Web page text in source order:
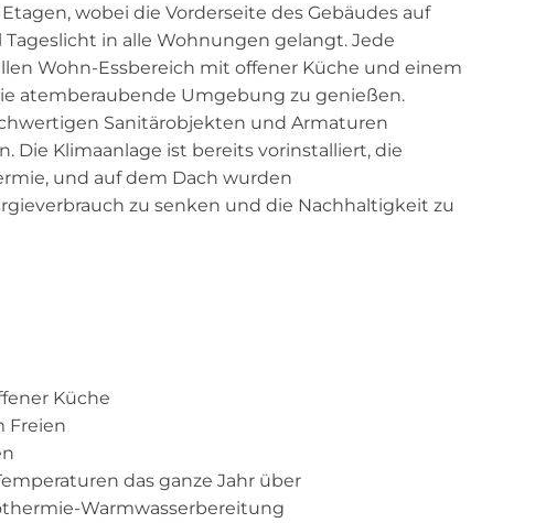
wobei die Vorderseite des Gebäudes auf
Tageslicht in alle Wohnungen gelangt. Jede
Wohn-Essbereich mit offener Küche und einem
atemberaubende Umgebung zu genießen.
Sanitärobjekten und Armaturen
Klimaanlage ist bereits vorinstalliert, die
und auf dem Dach wurden
zu senken und die Nachhaltigkeit zu
Küche
Freien
das ganze Jahr über
Warmwasserbereitung